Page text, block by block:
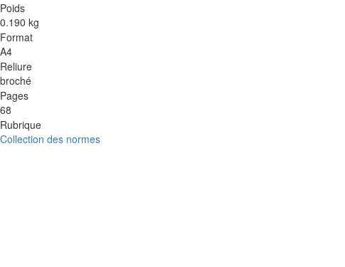
Poids
0.190 kg
Format
A4
Reliure
broché
Pages
68
Rubrique
Collection des normes